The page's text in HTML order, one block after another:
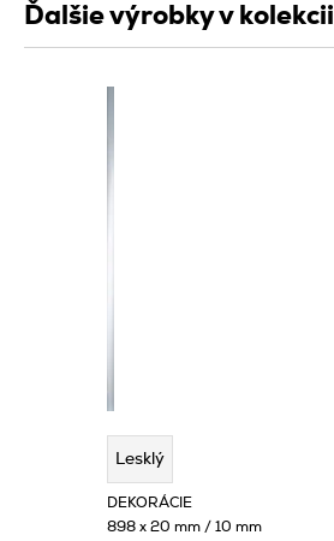
Ďalšie výrobky v kolekcii
Lesklý
DEKORÁCIE
898 x 20 mm / 10 mm